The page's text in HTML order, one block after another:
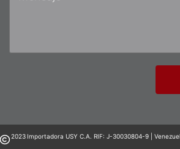
2023Importadora USY C.A. RIF: J-30030804-9 |